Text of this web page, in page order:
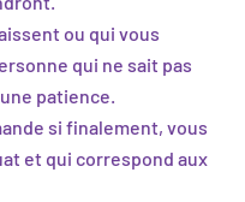
ou qui vous
qui ne sait pas
patience.
si finalement, vous
et qui correspond aux